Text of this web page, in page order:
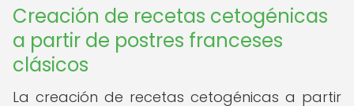
Creación de recetas cetogénicas
a partir de postres franceses
clásicos
La creación de recetas cetogénicas a partir